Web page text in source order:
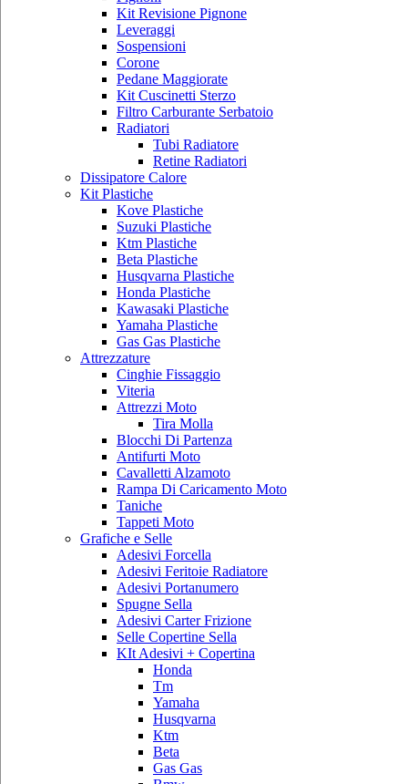
Kit Revisione Pignone
Leveraggi
Sospensioni
Corone
Pedane Maggiorate
Kit Cuscinetti Sterzo
Filtro Carburante Serbatoio
Radiatori
Tubi Radiatore
Retine Radiatori
Dissipatore Calore
Kit Plastiche
Kove Plastiche
Suzuki Plastiche
Ktm Plastiche
Beta Plastiche
Husqvarna Plastiche
Honda Plastiche
Kawasaki Plastiche
Yamaha Plastiche
Gas Gas Plastiche
Attrezzature
Cinghie Fissaggio
Viteria
Attrezzi Moto
Tira Molla
Blocchi Di Partenza
Antifurti Moto
Cavalletti Alzamoto
Rampa Di Caricamento Moto
Taniche
Tappeti Moto
Grafiche e Selle
Adesivi Forcella
Adesivi Feritoie Radiatore
Adesivi Portanumero
Spugne Sella
Adesivi Carter Frizione
Selle Copertine Sella
KIt Adesivi + Copertina
Honda
Tm
Yamaha
Husqvarna
Ktm
Beta
Gas Gas